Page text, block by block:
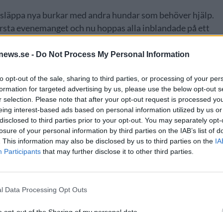
- Do Not Process My Personal Information
opt-out of the sale, sharing to third parties, or processing of your
for targeted advertising by us, please use the below opt-out
selection. Please note that after your opt-out request is processed
interest-based ads based on personal information utilized by us
to third parties prior to your opt-out. You may separately
of your personal information by third parties on the IAB’s list of
This information may also be disclosed by us to third parties on the
Participants that may further disclose it to other third parties.
Data Processing Opt Outs
nya burkar med andra hundar som behöver hjälp.
evenemanget och nu hoppas alla inblandade på ett
hundar.
NYHET